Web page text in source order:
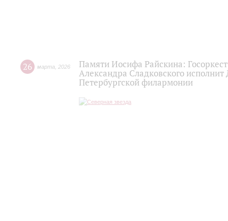
26 марта 2026
Памяти Иосифа Райскина:
Александра Сладковского
Петербургской филармонии